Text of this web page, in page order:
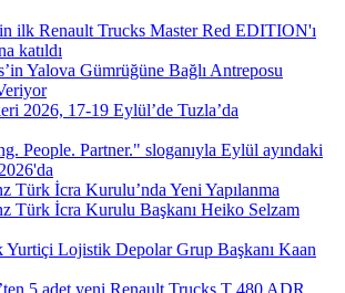
ilk Renault Trucks Master Red EDITION'ı
katıldı
Yalova Gümrüğüne Bağlı Antreposu
2026, 17-19 Eylül’de Tuzla’da
People. Partner." sloganıyla Eylül ayındaki
Türk İcra Kurulu’nda Yeni Yapılanma
Türk İcra Kurulu Başkanı Heiko Selzam
Lojistik Depolar Grup Başkanı Kaan
5 adet yeni Renault Trucks T 480 ADR